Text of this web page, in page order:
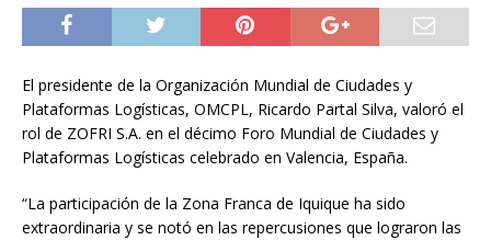
El presidente de la Organización Mundial de Ciudades y
Plataformas Logísticas, OMCPL, Ricardo Partal Silva, valoró el
rol de ZOFRI S.A. en el décimo Foro Mundial de Ciudades y
Plataformas Logísticas celebrado en Valencia, España.
“La participación de la Zona Franca de Iquique ha sido
extraordinaria y se notó en las repercusiones que lograron las